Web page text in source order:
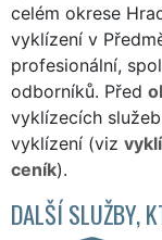
celém okrese
vyklízení v
profesionální,
odborníků. Před
vyklízecích
vyklízení (viz
ceník).
DALŠÍ SLUŽBY,